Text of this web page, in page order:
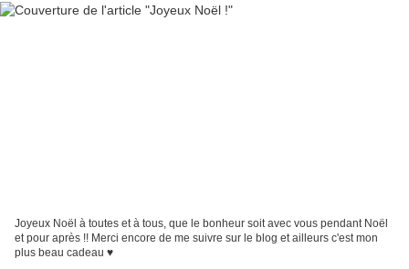
Joyeux Noël à toutes et à tous, que le bonheur soit avec vous pendant Noël
et pour après !! Merci encore de me suivre sur le blog et ailleurs c'est mon
plus beau cadeau ♥